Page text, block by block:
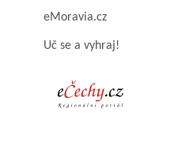
eMoravia.cz
Uč se a vyhraj!